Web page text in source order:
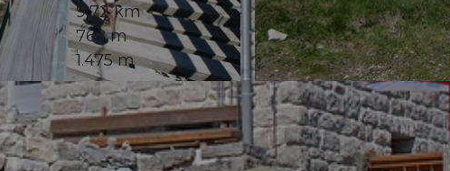
© Andermatt-Urserntal Tourismus GmbH, Ferienregion
9,72 km
768 m
1.475 m